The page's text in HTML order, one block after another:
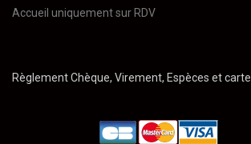
Accueil uniquement sur RDV
Règlement Chèque, Virement, Espèces et